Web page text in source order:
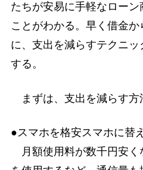
たちが安易に手軽なロー
ことがわかる。早く借金
に、支出を減らすテクニ
する。
まずは、支出を減らす方
●スマホを格安スマホに替
月額使用料が数千円安く